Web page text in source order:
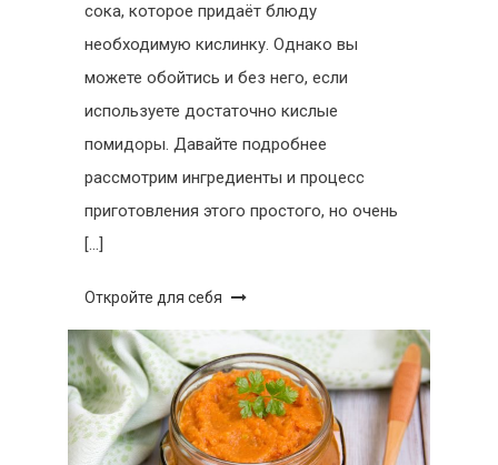
сока, которое придаёт блюду
необходимую кислинку. Однако вы
можете обойтись и без него, если
используете достаточно кислые
помидоры. Давайте подробнее
рассмотрим ингредиенты и процесс
приготовления этого простого, но очень
[…]
Откройте для себя